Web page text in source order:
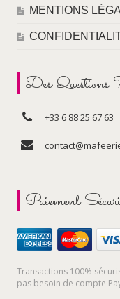
MENTIONS
Des Questions
+33 6 88 25 67 63
Paiement
Transactions 100%
pas besoin de compte